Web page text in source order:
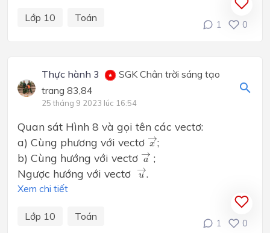
Lớp 10 Toán
1 0
Thực hành 3
SGK Chân trời sáng tạo
trang 83,84
25 tháng 9 2023 lúc 16:54
Quan sát Hình 8 và gọi tên các vectơ:
a) Cùng phương với vectơ →
x
x→;
b) Cùng hướng với vectơ →
a
a→ ;
Ngược hướng với vectơ
→
u
u→.
Xem chi tiết
Lớp 10 Toán
1 0